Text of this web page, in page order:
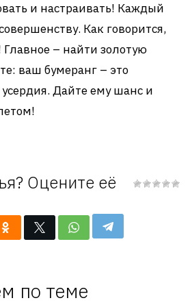
и настраивать! Каждый
Как говорится,
Главное – найти золотую
ваш бумеранг – это
Дайте ему шанс и
Оцените её
по теме